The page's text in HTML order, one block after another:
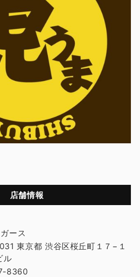
店舗情報
ース
東京都 渋谷区桜丘町１７−１
ル
8360